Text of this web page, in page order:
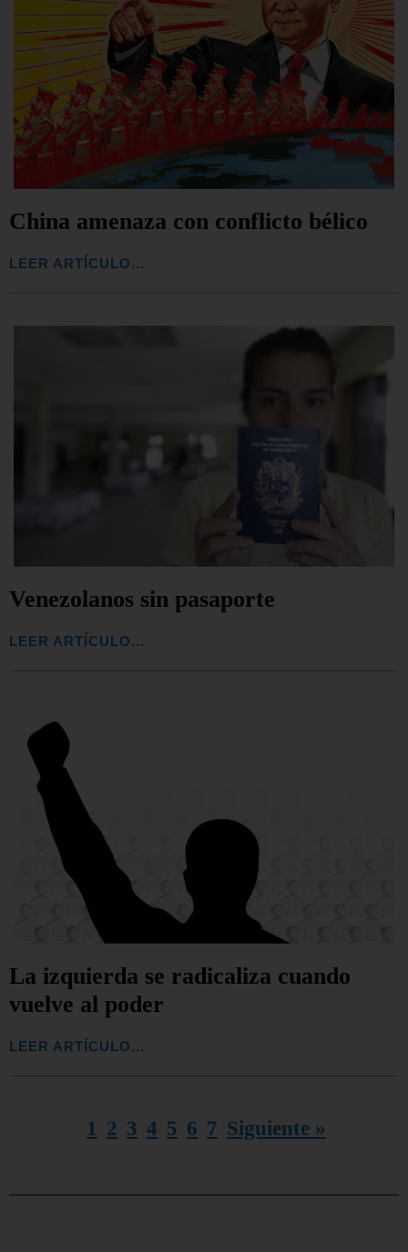
China amenaza con conflicto bélico
LEER ARTÍCULO...
Venezolanos sin pasaporte
LEER ARTÍCULO...
La izquierda se radicaliza cuando
vuelve al poder
LEER ARTÍCULO...
1 2 3 4 5 6 7 Siguiente »